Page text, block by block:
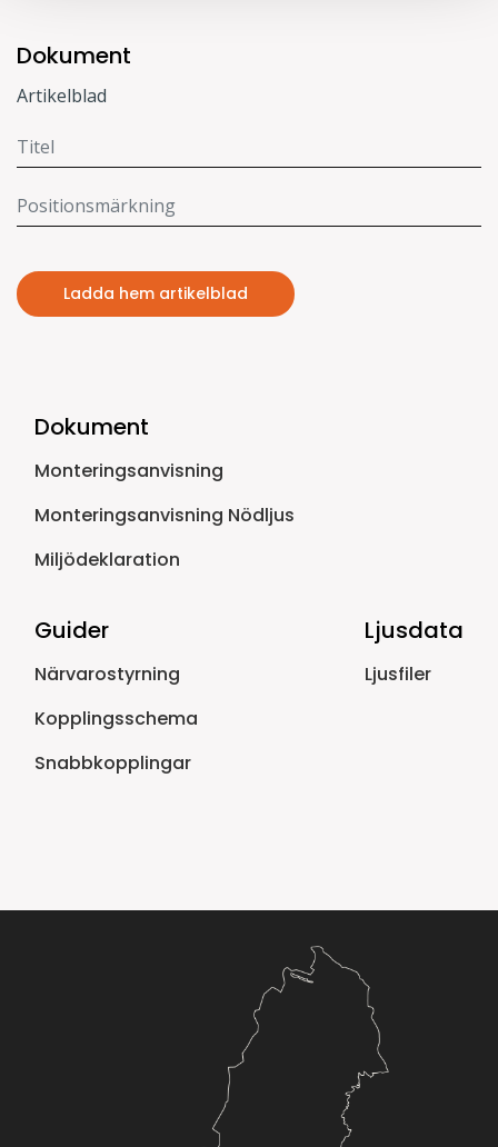
Dokument
Artikelblad
Ladda hem artikelblad
Dokument
Monteringsanvisning
Monteringsanvisning Nödljus
Miljödeklaration
Guider
Närvarostyrning
Kopplingsschema
Snabbkopplingar
Ljusdata
Ljusfiler